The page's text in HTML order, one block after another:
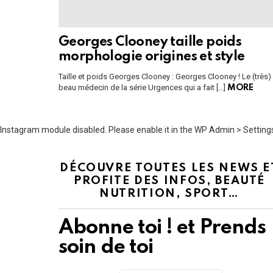
Georges Clooney taille poids
morphologie origines et style
Taille et poids Georges Clooney : Georges Clooney ! Le (très)
beau médecin de la série Urgences qui a fait […] MORE
Instagram module disabled. Please enable it in the WP Admin >
DÉCOUVRE TOUTES LES NEWS
PROFITE DES INFOS, BEAUTÉ
NUTRITION, SPORT…
Abonne toi ! et Prends
soin de toi